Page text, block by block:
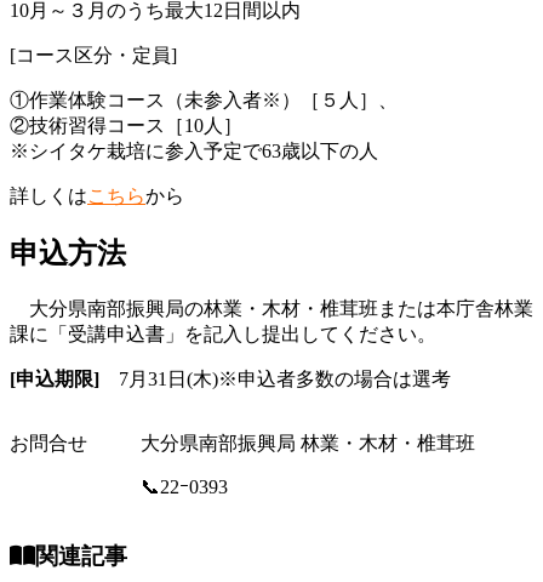
10月～３月のうち最大12日間以内
[コース区分・定員]
①作業体験コース（未参入者※）［５人］、
②技術習得コース［10人］
※シイタケ栽培に参入予定で63歳以下の人
詳しくはこちらから
申込方法
大分県南部振興局の林業・木材・椎茸班または本庁舎林業
課に「受講申込書」を記入し提出してください。
[申込期限] 7月31日(木)※申込者多数の場合は選考
お問合せ 大分県南部振興局 林業・木材・椎茸班
📞22ｰ0393
関連記事